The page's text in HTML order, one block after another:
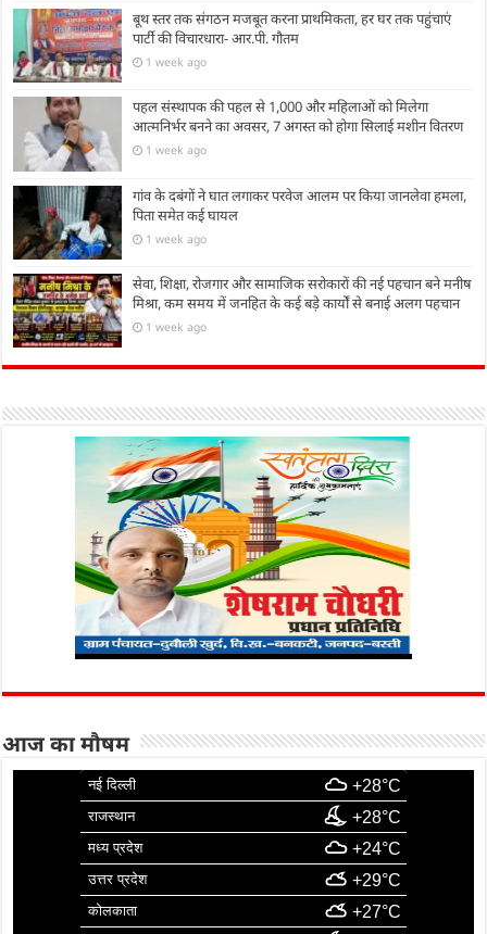
बूथ स्तर तक संगठन मजबूत करना प्राथमिकता, हर घर तक पहुंचाएं
पार्टी की विचारधारा- आर.पी. गौतम
1 week ago
पहल संस्थापक की पहल से 1,000 और महिलाओं को मिलेगा
आत्मनिर्भर बनने का अवसर, 7 अगस्त को होगा सिलाई मशीन वितरण
1 week ago
गांव के दबंगों ने घात लगाकर परवेज आलम पर किया जानलेवा हमला,
पिता समेत कई घायल
1 week ago
सेवा, शिक्षा, रोजगार और सामाजिक सरोकारों की नई पहचान बने मनीष
मिश्रा, कम समय में जनहित के कई बड़े कार्यों से बनाई अलग पहचान
1 week ago
आज का मौषम
नई दिल्ली +28°C
राजस्थान +28°C
मध्य प्रदेश +24°C
उत्तर प्रदेश +29°C
कोलकाता +27°C